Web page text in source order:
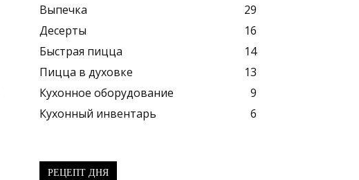
Выпечка
29
Десерты
16
Быстрая пицца
14
Пицца в духовке
13
Кухонное оборудование
9
Кухонный инвентарь
6
РЕЦЕПТ ДНЯ